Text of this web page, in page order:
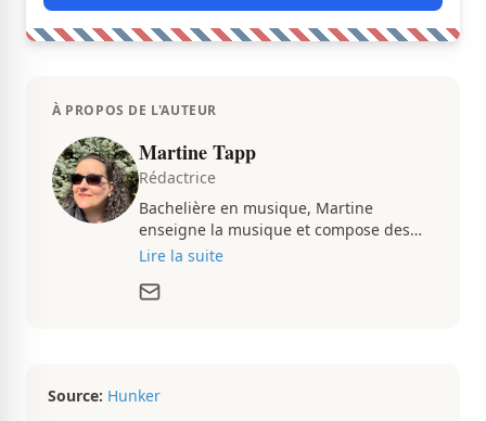
À PROPOS DE L'AUTEUR
Martine Tapp
Rédactrice
Bachelière en musique, Martine
enseigne la musique et compose des
pièces musicales pendant ses temps
d’aménagement intérieur, elle suit de
Lire la suite
Source: Hunker